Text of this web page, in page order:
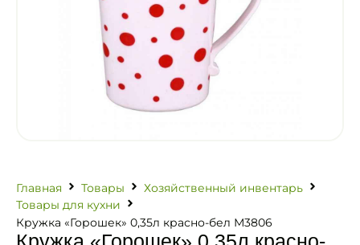
Главная Товары
Хозяйственный инвентарь
Товары для кухни
Кружка «Горошек» 0,35л красно-бел М3806